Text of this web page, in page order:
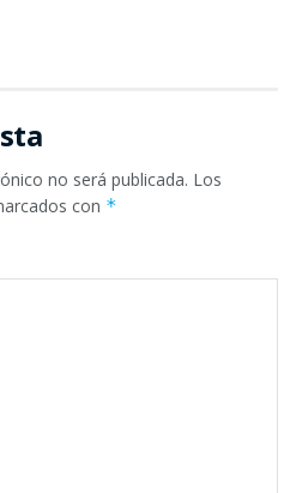
no será publicada. Los
con *